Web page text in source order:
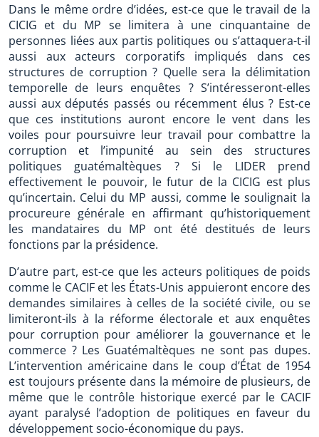
Dans le même ordre d’idées, est-ce que le travail de la
CICIG et du MP se limitera à une cinquantaine de
personnes liées aux partis politiques ou s’attaquera-t-il
aussi aux acteurs corporatifs impliqués dans ces
structures de corruption ? Quelle sera la délimitation
temporelle de leurs enquêtes ? S’intéresseront-elles
aussi aux députés passés ou récemment élus ? Est-ce
que ces institutions auront encore le vent dans les
voiles pour poursuivre leur travail pour combattre la
corruption et l’impunité au sein des structures
politiques guatémaltèques ? Si le LIDER prend
effectivement le pouvoir, le futur de la CICIG est plus
qu’incertain. Celui du MP aussi, comme le soulignait la
procureure générale en affirmant qu’historiquement
les mandataires du MP ont été destitués de leurs
fonctions par la présidence.
D’autre part, est-ce que les acteurs politiques de poids
comme le CACIF et les États-Unis appuieront encore des
demandes similaires à celles de la société civile, ou se
limiteront-ils à la réforme électorale et aux enquêtes
pour corruption pour améliorer la gouvernance et le
commerce ? Les Guatémaltèques ne sont pas dupes.
L’intervention américaine dans le coup d’État de 1954
est toujours présente dans la mémoire de plusieurs, de
même que le contrôle historique exercé par le CACIF
ayant paralysé l’adoption de politiques en faveur du
développement socio-économique du pays.